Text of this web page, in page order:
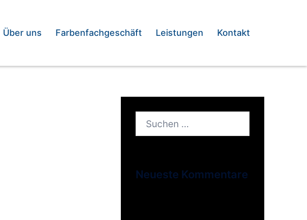
Über uns Farbenfachgeschäft Leistungen Kontakt
Suchen
nach:
Neueste Kommentare